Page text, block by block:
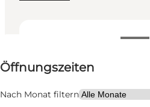
Öffnungszeiten anzeigen
Öffnungszeiten
Nach Monat filtern
20 rooms
36 beds